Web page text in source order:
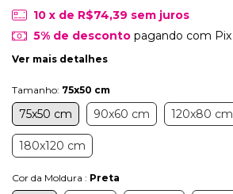
10 x de R$74,39 sem juros
5% de descontopagando com Pix
Ver mais detalhes
Tamanho: 75x50 cm
75x50 cm 90x60 cm 120x80 cm
180x120 cm
Cor da Moldura : Preta